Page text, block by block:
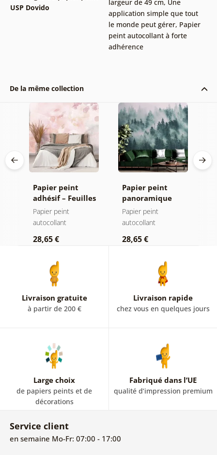
USP Dovido
largeur de 49 cm, Une
application simple que tout
le monde peut gérer, Papier
peint autocollant à forte
adhérence
De la même collection
Papier peint
adhésif – Feuilles
avec teinte
pastel
Papier peint
autocollant
28,65 €
Papier peint
panoramique
autocollant –
Forêt dans le
Papier peint
autocollant
28,65 €
Livraison gratuite
à partir de 200 €
Livraison rapide
chez vous en quelques jours
Large choix
de papiers peints et de
décorations
Fabriqué dans l’UE
qualité d’impression premium
Service client
en semaine Mo-Fr: 07:00 - 17:00